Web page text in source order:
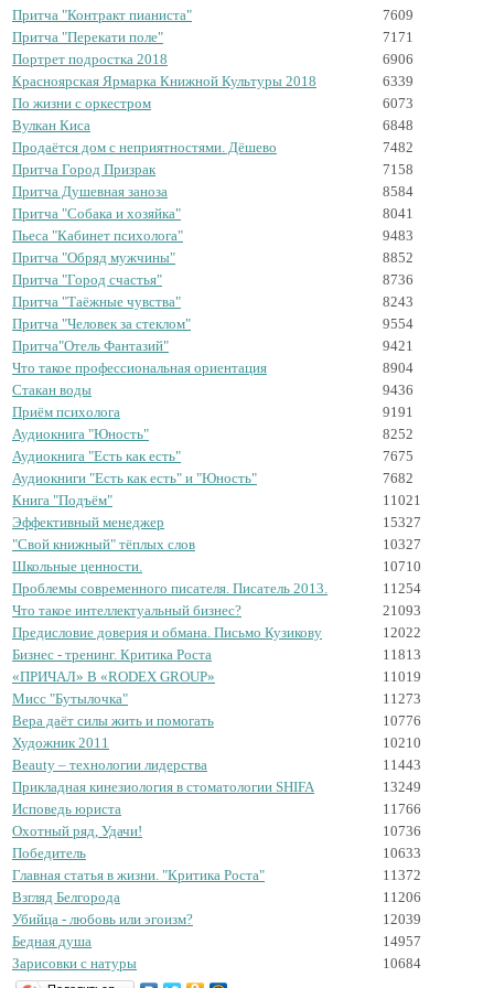
Притча "Контракт пианиста"
7609
Притча "Перекати поле"
7171
Портрет подростка 2018
6906
Красноярская Ярмарка Книжной Культуры 2018
6339
По жизни с оркестром
6073
Вулкан Киса
6848
Продаётся дом с неприятностями. Дёшево
7482
Притча Город Призрак
7158
Притча Душевная заноза
8584
Притча "Собака и хозяйка"
8041
Пьеса "Кабинет психолога"
9483
Притча "Обряд мужчины"
8852
Притча "Город счастья"
8736
Притча "Таёжные чувства"
8243
Притча "Человек за стеклом"
9554
Притча"Отель Фантазий"
9421
Что такое профессиональная ориентация
8904
Стакан воды
9436
Приём психолога
9191
Аудиокнига "Юность"
8252
Аудиокнига "Есть как есть"
7675
Аудиокниги "Есть как есть" и "Юность"
7682
Книга "Подъём"
11021
Эффективный менеджер
15327
"Свой книжный" тёплых слов
10327
Школьные ценности.
10710
Проблемы современного писателя. Писатель 2013.
11254
Что такое интеллектуальный бизнес?
21093
Предисловие доверия и обмана. Письмо Кузикову
12022
Бизнес - тренинг. Критика Роста
11813
«ПРИЧАЛ» В «RODEX GROUP»
11019
Мисс "Бутылочка"
11273
Вера даёт силы жить и помогать
10776
Художник 2011
10210
Beаuty – технологии лидерства
11443
Прикладная кинезиология в стоматологии SHIFA
13249
Исповедь юриста
11766
Охотный ряд, Удачи!
10736
Победитель
10633
Главная статья в жизни. "Критика Роста"
11372
Взгляд Белгорода
11206
Убийца - любовь или эгоизм?
12039
Бедная душа
14957
Зарисовки с натуры
10684